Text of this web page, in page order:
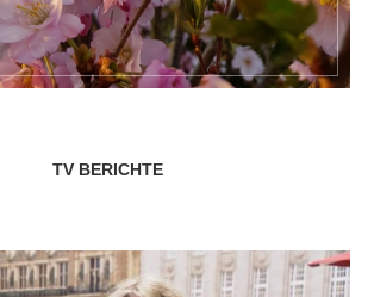
TV BERICHTE